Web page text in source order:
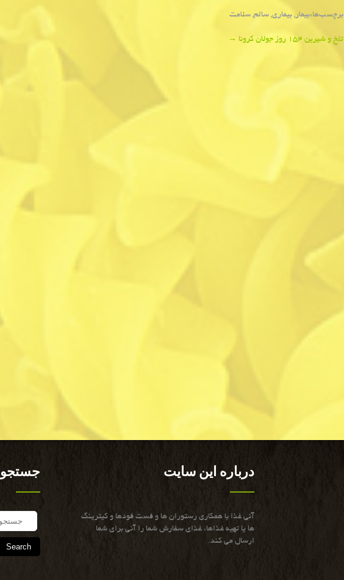
برچسب‌ها:بیمار, بیماری, سالم, سلامت
Post
تلخ و شیرین ۱۵۴ روز جولان كرونا →
جستجو درباره این سایت
آنی غذا با همكاری رستوران ها و فست فودها و كیترینگ
ها یا تهیه غذاها، غذای سفارش شما را آنی برای شما
ارسال می كند.